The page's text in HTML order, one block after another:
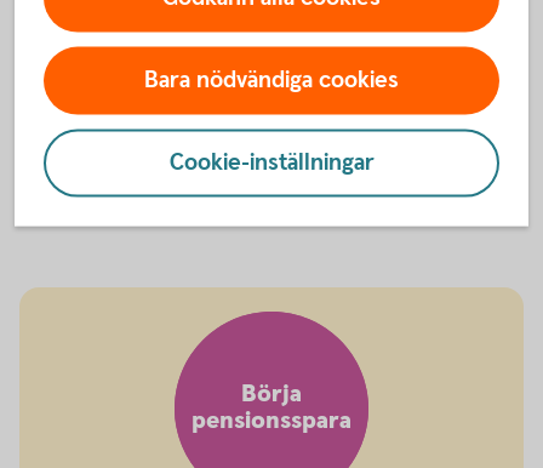
även ditt civilstånd.
Inkomster från föräldrapenning, studier, a-kassa,
sjuk- eller aktivitetsersättning är pensionsgrundande.
Men då de är lägre än individens lön blir också
pensionsavsättningen lägre än vid arbete.
Tillbaka
Börja
pensionsspara
Bara nödvändiga cookies
Cookie-inställningar